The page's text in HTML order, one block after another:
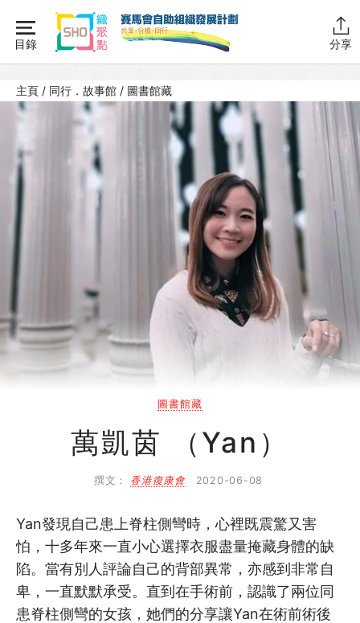
content
目錄 分享
主頁
同行學堂
同行故事館
同行社區伙伴
搜尋自助組織
SHO專題
媒體報導
主頁 / 同行．故事館 / 圖書館藏
圖書館藏
萬凱茵 （Yan）
撰文： 香港復康會 2020-06-08
Yan發現自己患上脊柱側彎時，心裡既震驚又害
怕，十多年來一直小心選擇衣服盡量掩藏身體的缺
陷。當有別人評論自己的背部異常，亦感到非常自
卑，一直默默承受。直到在手術前，認識了兩位同
患脊柱側彎的女孩，她們的分享讓Yan在術前術後